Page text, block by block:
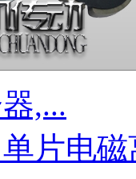
,...
单片电